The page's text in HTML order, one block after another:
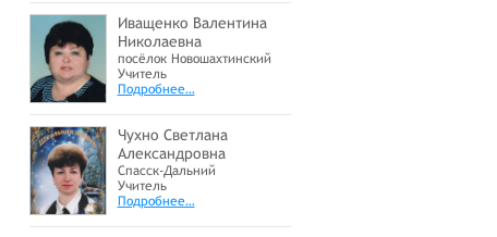
Иващенко Валентина
Николаевна
посёлок Новошахтинский
Учитель
Подробнее…
Чухно Светлана
Александровна
Спасск-Дальний
Учитель
Подробнее…